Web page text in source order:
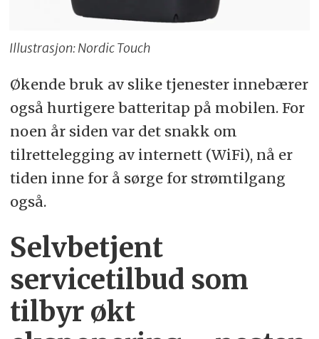
Illustrasjon: Nordic Touch
Økende bruk av slike tjenester innebærer
også hurtigere batteritap på mobilen. For
noen år siden var det snakk om
tilrettelegging av internett (WiFi), nå er
tiden inne for å sørge for strømtilgang
også.
Selvbetjent
servicetilbud som
tilbyr økt